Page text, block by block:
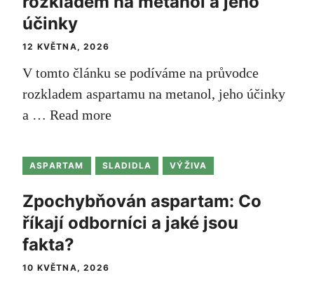
účinky
12 KVĚTNA, 2026
V tomto článku se podíváme na průvodce
rozkladem aspartamu na metanol, jeho účinky
a … Read more
ASPARTAM SLADIDLA VÝŽIVA
Zpochybňován aspartam: Co
říkají odborníci a jaké jsou
fakta?
10 KVĚTNA, 2026